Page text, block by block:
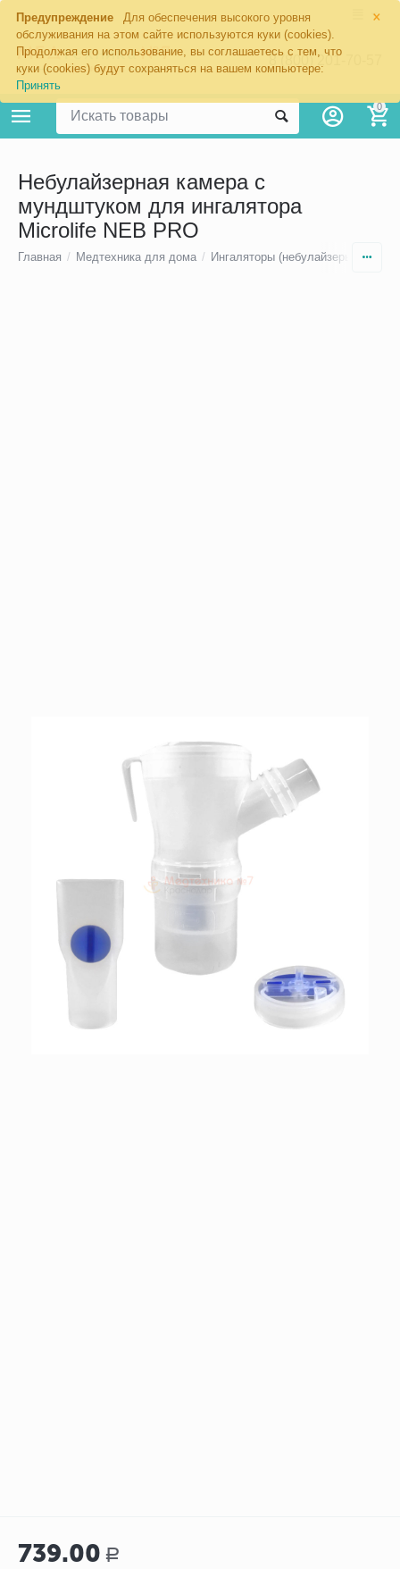
×
Предупреждение
Для обеспечения высокого уровня
обслуживания на этом сайте используются куки (cookies).
Продолжая его использование, вы соглашаетесь с тем, что
куки (cookies) будут сохраняться на вашем компьютере:
Принять
8 (800) 201-70-57
0
Небулайзерная камера с
мундштуком для ингалятора
Microlife NEB PRO
Главная / Медтехника для дома / Ингаляторы (небулайзеры) /
739.00 Р